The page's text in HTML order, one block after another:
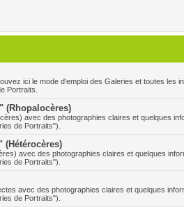
ici le mode d'emploi des Galeries et toutes les
Portraits.
(Rhopalocères)
avec des photographies claires et quelques
de Portraits").
avec des photographies claires et quelques
de Portraits").
avec des photographies claires et quelques
de Portraits").